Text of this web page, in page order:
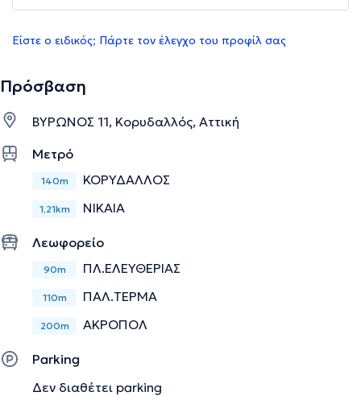
Είστε ο ειδικός; Πάρτε τον έλεγχο του προφίλ σας
Πρόσβαση
ΒΥΡΩΝΟΣ 11, Κορυδαλλός, Αττική
Μετρό
140m ΚΟΡΥΔΑΛΛΟΣ
1,21km ΝΙΚΑΙΑ
Λεωφορείο
90m ΠΛ.ΕΛΕΥΘΕΡΙΑΣ
110m ΠΑΛ.ΤΕΡΜΑ
200m ΑΚΡΟΠΟΛ
Parking
Δεν διαθέτει parking